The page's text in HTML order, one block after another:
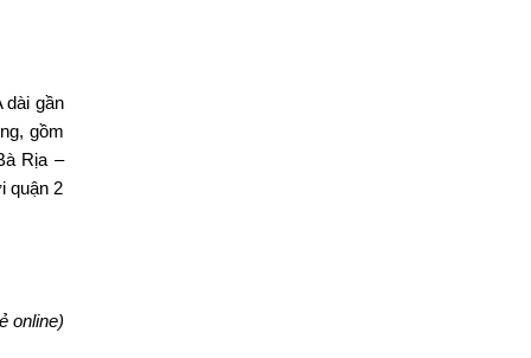
dài gần
gồm
Rịa –
quận 2
online)